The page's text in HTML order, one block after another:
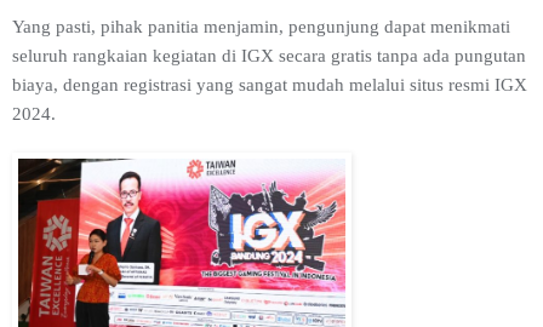
Yang pasti, pihak panitia menjamin, pengunjung dapat menikmati
seluruh rangkaian kegiatan di IGX secara gratis tanpa ada pungutan
biaya, dengan registrasi yang sangat mudah melalui situs resmi IGX
2024.